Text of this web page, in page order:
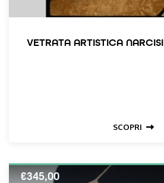
VETRATA ARTISTICA NARCISI
SCOPRI
€345,00